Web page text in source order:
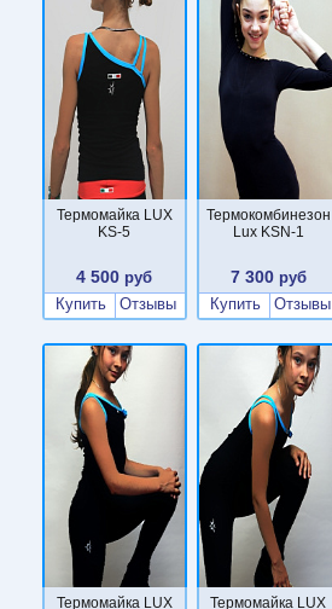
Термомайка LUX
KS-5
4 500 руб
Купить
Отзывы
Термокомбинезон
Lux KSN-1
7 300 руб
Купить
Отзывы
Термомайка LUX Термомайка LUX